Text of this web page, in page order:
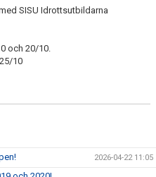
SISU Idrottsutbildarna
och 20/10.
10
2026-04-22 11:05